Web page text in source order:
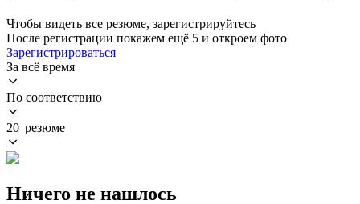
Чтобы видеть все резюме, зарегистрируйтесь
После регистрации покажем ещё 5 и откроем фото
Зарегистрироваться
За всё время
По соответствию
20 резюме
Ничего не нашлось